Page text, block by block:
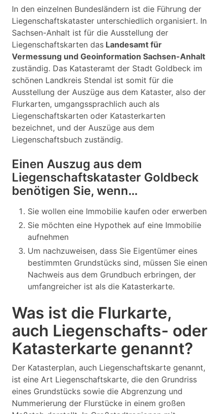
In den einzelnen Bundesländern ist die Führung der
Liegenschaftskataster unterschiedlich organisiert. In
Sachsen-Anhalt ist für die Ausstellung der
Liegenschaftskarten das Landesamt für
Vermessung und Geoinformation Sachsen-Anhalt
zuständig. Das Katasteramt der Stadt Goldbeck im
schönen Landkreis Stendal ist somit für die
Ausstellung der Auszüge aus dem Kataster, also der
Flurkarten, umgangssprachlich auch als
Liegenschaftskarten oder Katasterkarten
bezeichnet, und der Auszüge aus dem
Liegenschaftsbuch zuständig.
Einen Auszug aus dem
Liegenschaftskataster Goldbeck
benötigen Sie, wenn…
Sie wollen eine Immobilie kaufen oder erwerben
Sie möchten eine Hypothek auf eine Immobilie
aufnehmen
Um nachzuweisen, dass Sie Eigentümer eines
bestimmten Grundstücks sind, müssen Sie einen
Nachweis aus dem Grundbuch erbringen, der
umfangreicher ist als die Katasterkarte.
Was ist die Flurkarte,
auch Liegenschafts- oder
Katasterkarte genannt?
Der Katasterplan, auch Liegenschaftskarte genannt,
ist eine Art Liegenschaftskarte, die den Grundriss
eines Grundstücks sowie die Abgrenzung und
Nummerierung der Flurstücke in einem großen